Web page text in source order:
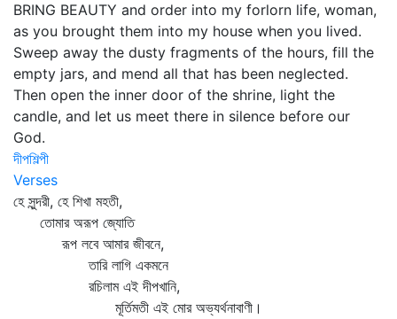
BRING BEAUTY and order into my forlorn life, woman,
as you brought them into my house when you lived.
Sweep away the dusty fragments of the hours, fill the
empty jars, and mend all that has been neglected.
Then open the inner door of the shrine, light the
candle, and let us meet there in silence before our
God.
দীপশিল্পী
Verses
হে সুন্দরী, হে শিখা মহতী,
তোমার অরূপ জ্যোতি
রূপ লবে আমার জীবনে,
তারি লাগি একমনে
রচিলাম এই দীপখানি,
মূর্তিমতী এই মোর অভ্যর্থনাবাণী।